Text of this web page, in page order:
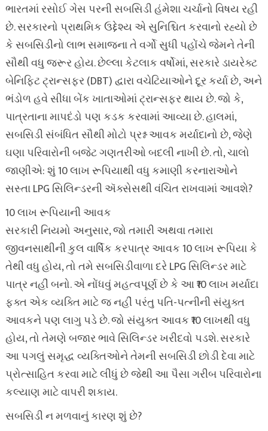
ભારતમાં રસોઈ ગેસ પરની સબસિડી હંમેશા ચર્ચાનો વિષય રહી
છે. સરકારનો પ્રાથમિક ઉદ્દેશ્ય એ સુનિશ્ચિત કરવાનો રહ્યો છે
કે સબસિડીનો લાભ સમાજના તે વર્ગો સુધી પહોંચે જેમને તેની
સૌથી વધુ જરૂર હોય. છેલ્લા કેટલાક વર્ષોમાં, સરકારે ડાયરેક્ટ
બેનિફિટ ટ્રાન્સફર (DBT) દ્વારા વચેટિયાઓને દૂર કર્યા છે, અને
ભંડોળ હવે સીધા બેંક ખાતાઓમાં ટ્રાન્સફર થાય છે. જો કે,
પાત્રતાના માપદંડો પણ કડક કરવામાં આવ્યા છે. હાલમાં,
સબસિડી સંબંધિત સૌથી મોટો પ્રશ્ન આવક મર્યાદાનો છે, જેણે
ઘણા પરિવારોની બજેટ ગણતરીઓ બદલી નાખી છે. તો, ચાલો
જાણીએ: શું 10 લાખ રૂપિયાથી વધુ કમાણી કરનારાઓને
સસ્તા LPG સિલિન્ડરની ઍક્સેસથી વંચિત રાખવામાં આવશે?
10 લાખ રૂપિયાની આવક
સરકારી નિયમો અનુસાર, જો તમારી અથવા તમારા
જીવનસાથીની કુલ વાર્ષિક કરપાત્ર આવક 10 લાખ રૂપિયા કે
તેથી વધુ હોય, તો તમે સબસિડીવાળા દરે LPG સિલિન્ડર માટે
પાત્ર નહીં બનો. એ નોંધવું મહત્વપૂર્ણ છે કે આ ₹10 લાખ મર્યાદા
ફક્ત એક વ્યક્તિ માટે જ નહીં પરંતુ પતિ-પત્નીની સંયુક્ત
આવકને પણ લાગુ પડે છે. જો સંયુક્ત આવક ₹10 લાખથી વધુ
હોય, તો તેમણે બજાર ભાવે સિલિન્ડર ખરીદવો પડશે. સરકારે
આ પગલું સમૃદ્ધ વ્યક્તિઓને તેમની સબસિડી છોડી દેવા માટે
પ્રોત્સાહિત કરવા માટે લીધું છે જેથી આ પૈસા ગરીબ પરિવારોના
કલ્યાણ માટે વાપરી શકાય.
સબસિડી ન મળવાનું કારણ શું છે?